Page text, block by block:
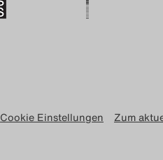
Cookie Einstellungen Zum